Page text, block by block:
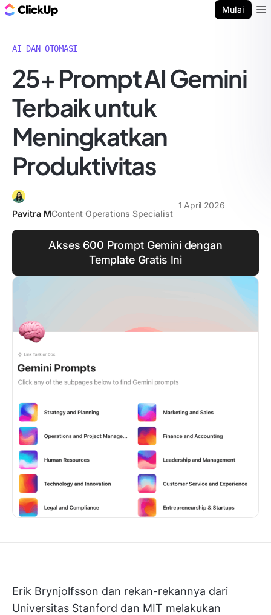
Mulai
AI DAN OTOMASI
25+ Prompt AI Gemini
Terbaik untuk
Meningkatkan
Produktivitas
Pavitra MContent Operations Specialist
1 April 2026
Akses 600 Prompt Gemini dengan
Template Gratis Ini
Erik Brynjolfsson dan rekan-rekannya dari
Universitas Stanford dan MIT melakukan